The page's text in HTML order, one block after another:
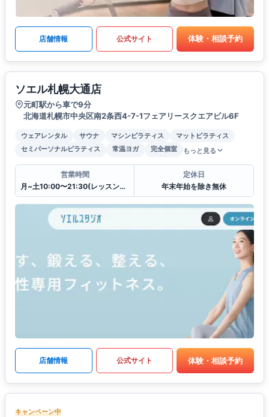
店舗情報 公式サイト 体験・相談予約
ソエル札幌大通店
元町駅から車で9分
北海道札幌市中央区南2条西4-7-1フェアリースクエアビル6F
ウェアレンタル サウナ マシンピラティス
マットピラティス
セミパーソナルピラティス
常温ヨガ 完全個室 もっと見る
営業時間
月~土10:00〜21:30(レッスンは21:00まで),日祝10:30〜20:30(レッスンは20:00まで)
定休日
年末年始を除き無休
店舗情報 公式サイト 体験・相談予約
キャンペーン中